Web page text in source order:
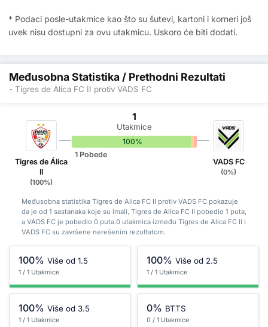
* Podaci posle-utakmice kao što su šutevi, kartoni i korneri još
uvek nisu dostupni za ovu utakmicu. Uskoro će biti dodati.
Međusobna Statistika / Prethodni Rezultati
- Tigres de Alica FC II protiv VADS FC
Tigres de Álica
II
(100%)
1
Utakmice
100% 0%
0%
1 Pobede
VADS FC
(0%)
Međusobna statistika Tigres de Alica FC II protiv VADS FC pokazuje
da je od 1 sastanaka koje su imali, Tigres de Alica FC II pobedio 1 puta,
a VADS FC je pobedio 0 puta.0 utakmica između Tigres de Alica FC II i
VADS FC su završene nerešenim rezultatom.
100% Više od 1.5
1 / 1 Utakmice
100% Više od 2.5
1 / 1 Utakmice
100% Više od 3.5
1 / 1 Utakmice
0% BTTS
0 / 1 Utakmice